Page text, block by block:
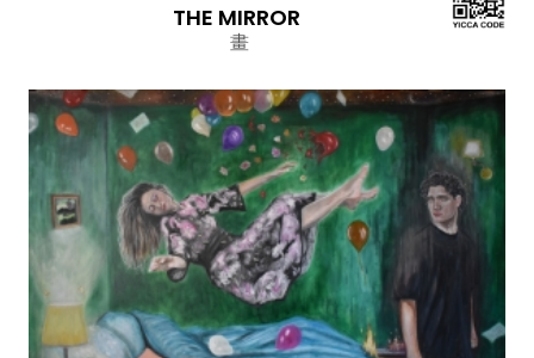
THE MIRROR
畫